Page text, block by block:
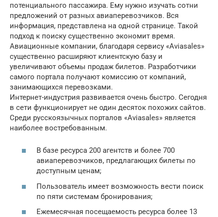
потенциального пассажира. Ему нужно изучать сотни
предложений от разных авиаперевозчиков. Вся
информация, представлена на одной странице. Такой
подход к поиску существенно экономит время.
Авиационные компании, благодаря сервису «Aviasales»
существенно расширяют клиентскую базу и
увеличивают объемы продаж билетов. Разработчики
самого портала получают комиссию от компаний,
занимающихся перевозками.
Интернет-индустрия развивается очень быстро. Сегодня
в сети функционирует не один десяток похожих сайтов.
Среди русскоязычных порталов «Aviasales» является
наиболее востребованным.
В базе ресурса 200 агентств и более 700
авиаперевозчиков, предлагающих билеты по
доступным ценам;
Пользователь имеет возможность вести поиск
по пяти системам бронирования;
Ежемесячная посещаемость ресурса более 13